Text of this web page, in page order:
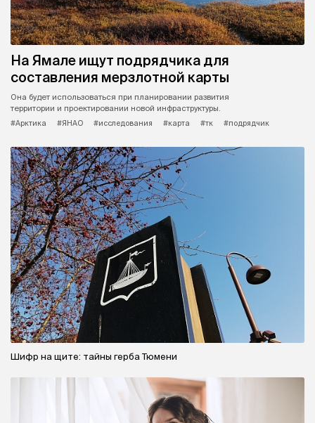
На Ямале ищут подрядчика для
составления мерзлотной карты
Она будет использоваться при планировании развития
территории и проектировании новой инфраструктуры.
#Арктика
#ЯНАО #исследования #карта #тк #подрядчик
Шифр на щите: тайны герба Тюмени